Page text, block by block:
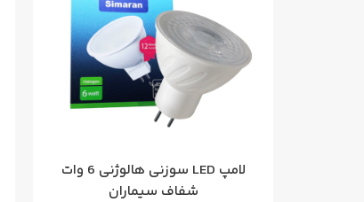
لامپ LED سوزنی هالوژنی 6 وات
شفاف سیماران